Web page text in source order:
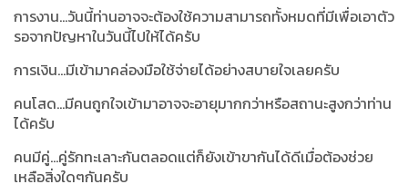
การงาน...วันนี้ท่านอาจจะต้องใช้ความสามารถทั้งหมดที่มีเพื่อเอาตัว
รอจากปัญหาในวันนี้ไปให้ได้ครับ
การเงิน...มีเข้ามาคล่องมือใช้จ่ายได้อย่างสบายใจเลยครับ
คนโสด...มีคนถูกใจเข้ามาอาจจะอายุมากกว่าหรือสถานะสูงกว่าท่าน
ได้ครับ
คนมีคู่...คู่รักทะเลาะกันตลอดแต่ก็ยังเข้าขากันได้ดีเมื่อต้องช่วย
เหลือสิ่งใดๆกันครับ